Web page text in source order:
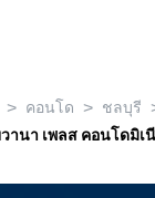
> คอนโด > ชลบุรี
วานา เพลส คอนโดมิเ